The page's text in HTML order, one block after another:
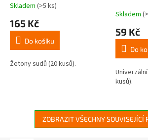
Průměrné
produktu
4,8
5
Skladem (>5 ks)
165 Kč
Do košíku
Žetony sudů (20 kusů).
Skladem
59 Kč
Do
kusů).
ZOBRAZIT VŠECHNY SOUVISEJÍCÍ